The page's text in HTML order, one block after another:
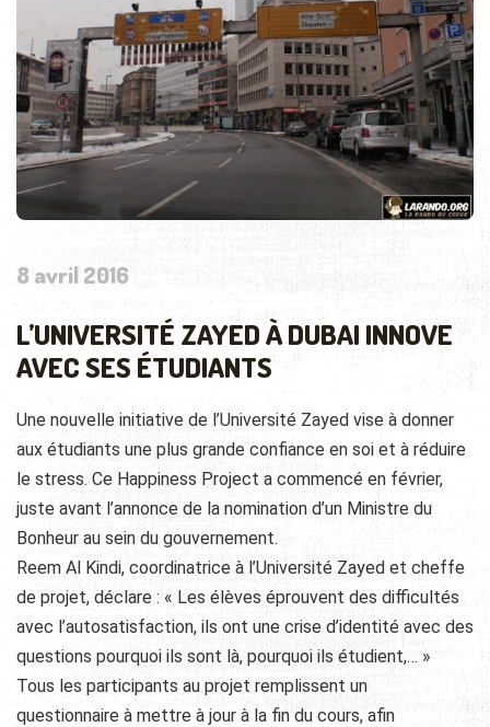
8 avril 2016
L’UNIVERSITÉ ZAYED À DUBAI INNOVE
AVEC SES ÉTUDIANTS
Une nouvelle initiative de l’Université Zayed vise à donner
aux étudiants une plus grande confiance en soi et à réduire
le stress. Ce Happiness Project a commencé en février,
juste avant l’annonce de la nomination d’un Ministre du
Bonheur au sein du gouvernement.
Reem Al Kindi, coordinatrice à l’Université Zayed et cheffe
de projet, déclare : « Les élèves éprouvent des difficultés
avec l’autosatisfaction, ils ont une crise d’identité avec des
questions pourquoi ils sont là, pourquoi ils étudient,… »
Tous les participants au projet remplissent un
questionnaire à mettre à jour à la fin du cours, afin